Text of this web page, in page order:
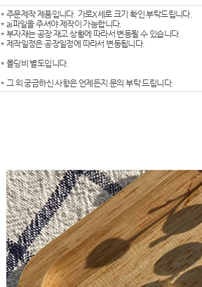
* 주문제작 제품입니다. 가로X세로 크기 확인 부탁드립니다.
* ai파일을 주셔야 제작이 가능합니다.
* 부자재는 공장 재고 상황에 따라서 변동될 수 있습니다.
* 제작일정은 공장일정에 따라서 변동됩니다.
* 몰딩비 별도입니다.
* 그 외 궁금하신 사항은 언제든지 문의 부탁 드립니다.